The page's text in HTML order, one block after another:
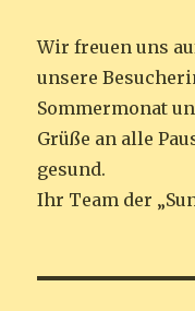
Wir freuen uns
unsere
Sommermonat
Grüße an alle
gesund.
Ihr Team der